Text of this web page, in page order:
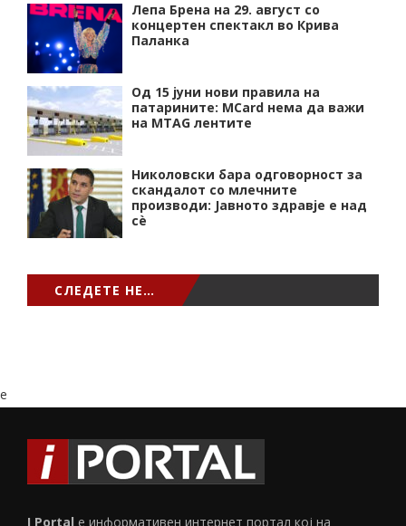
Лепа Брена на 29. август со
концертен спектакл во Крива
Паланка
Од 15 јуни нови правила на
патарините: MCard нема да важи
на MTAG лентите
Николовски бара одговорност за
скандалот со млечните
производи: Јавното здравје е над
сѐ
СЛЕДЕТЕ НЕ…
e
I Portal е информативен интернет портал кој на